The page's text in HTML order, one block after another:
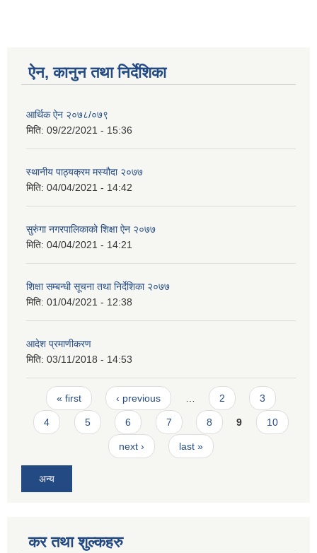
ऐन, कानुन तथा निर्देशिका
आर्थिक ऐन २०७८/०७९
मिति: 09/22/2021 - 15:36
स्थानीय पाठ्यक्रम मस्यौदा २०७७
मिति: 04/04/2021 - 14:42
सुरुंगा नगरपालिकाको शिक्षा ऐन २०७७
मिति: 04/04/2021 - 14:21
शिक्षा सम्बन्धी सूचना तथा निर्देशिका २०७७
मिति: 01/04/2021 - 12:38
आदेश प्रमाणीकरण
मिति: 03/11/2018 - 14:53
Pages
« first ‹ previous 2 3
4 5 6 7 8 9 10
next › last »
अन्य
कर तथा शुल्कहरु